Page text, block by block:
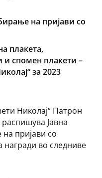
на пријави со
плакета,
и спомен плакети –
за 2023
Николај“ Патрон
Јавна
пријави со
награди во следниве